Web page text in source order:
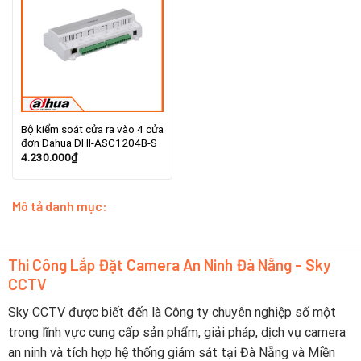
Bộ kiểm soát cửa ra vào 4 cửa
đơn Dahua DHI-ASC1204B-S
4.230.000₫
Mô tả danh mục:
Thi Công Lắp Đặt Camera An Ninh Đà Nẵng - Sky
CCTV
Sky CCTV được biết đến là Công ty chuyên nghiệp số một
trong lĩnh vực cung cấp sản phẩm, giải pháp, dịch vụ camera
an ninh và tích hợp hệ thống giám sát tại Đà Nẵng và Miền